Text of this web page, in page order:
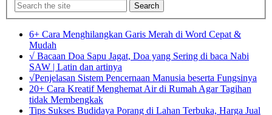
Search
6+ Cara Menghilangkan Garis Merah di Word Cepat &
Mudah
√ Bacaan Doa Sapu Jagat, Doa yang Sering di baca Nabi
SAW | Latin dan artinya
√Penjelasan Sistem Pencernaan Manusia beserta Fungsinya
20+ Cara Kreatif Menghemat Air di Rumah Agar Tagihan
tidak Membengkak
Tips Sukses Budidaya Porang di Lahan Terbuka, Harga Jual